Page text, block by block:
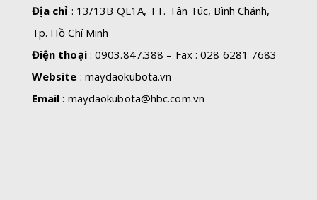
Địa chỉ : 13/13B QL1A, TT. Tân Túc, Bình Chánh,
Tp. Hồ Chí Minh
Điện thoại: 0903.847.388 – Fax : 028 6281 7683
Website : maydaokubota.vn
Email : maydaokubota@hbc.com.vn